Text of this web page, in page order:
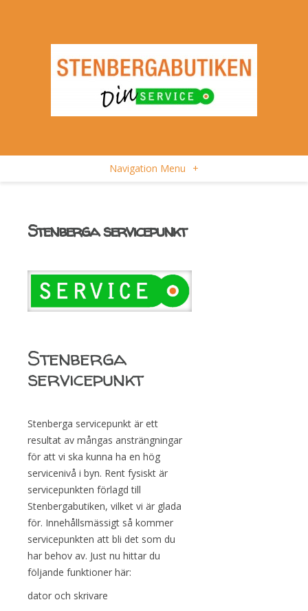
Navigation Menu +
Stenberga servicepunkt
Stenberga
servicepunkt
Stenberga servicepunkt är ett
resultat av mångas ansträngningar
för att vi ska kunna ha en hög
servicenivå i byn. Rent fysiskt är
servicepunkten förlagd till
Stenbergabutiken, vilket vi är glada
för. Innehållsmässigt så kommer
servicepunkten att bli det som du
har behov av. Just nu hittar du
följande funktioner här:
dator och skrivare